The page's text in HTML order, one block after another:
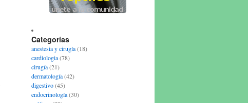
Categorías
anestesia y cirugía(18)
cardiologia(78)
cirugía(21)
dermatología(42)
digestivo(45)
endocrinología(30)